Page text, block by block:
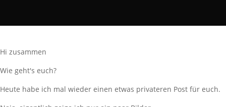
Hi zusammen
Wie geht's euch?
Heute habe ich mal wieder einen etwas privateren Post für euch.